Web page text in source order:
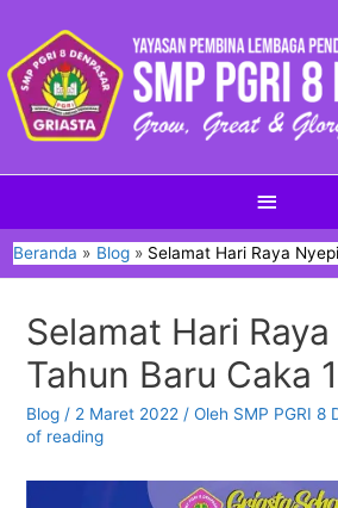
Beranda Blog Selamat Hari Raya
Selamat Hari
Tahun Baru Caka
Blog / 2 Maret 2022 / Oleh SMP PGRI 8
of reading